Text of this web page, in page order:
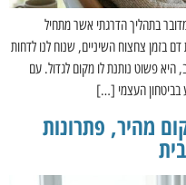
בתהליך הדרגתי אשר מתחיל
בזמן צחצוח השיניים, שנוח לנו לדחות
פשוט נותנת לו מקום לגדול. עם
בביטחון העצמי […]
מהיר, פתרונות